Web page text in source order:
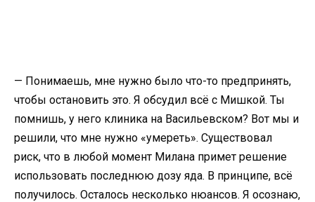
— Понимаешь, мне нужно было что-то предпринять,
чтобы остановить это. Я обсудил всё с Мишкой. Ты
помнишь, у него клиника на Васильевском? Вот мы и
решили, что мне нужно «умереть». Существовал
риск, что в любой момент Милана примет решение
использовать последнюю дозу яда. В принципе, всё
получилось. Осталось несколько нюансов. Я осознаю,